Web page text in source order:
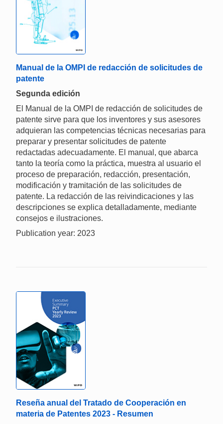
Manual de la OMPI de redacción de solicitudes de
patente
Segunda edición
El Manual de la OMPI de redacción de solicitudes de
patente sirve para que los inventores y sus asesores
adquieran las competencias técnicas necesarias para
preparar y presentar solicitudes de patente
redactadas adecuadamente. El manual, que abarca
tanto la teoría como la práctica, muestra al usuario el
proceso de preparación, redacción, presentación,
modificación y tramitación de las solicitudes de
patente. La redacción de las reivindicaciones y las
descripciones se explica detalladamente, mediante
consejos e ilustraciones.
Publication year: 2023
Reseña anual del Tratado de Cooperación en
materia de Patentes 2023 - Resumen